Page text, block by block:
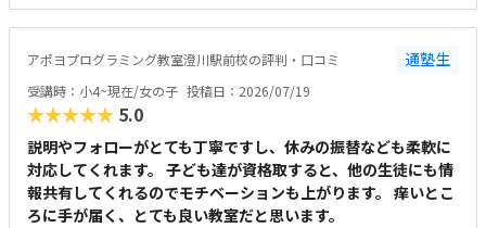
ないと思います。プログラミング自体が高いが、週2回なので、千円でも
お手頃なら、最高で、他との差別化ができると思います。学校では習わな
いような思考して、完成に近づけていくところ、今までやった事のないチ
ャレンジだと思います。小2という事もあり、楽しかったり楽しくなく感
じたり、色々ですが、それに合わせて、先生が工夫してくれます。それが
嬉しかったです。タイピングも、それができるだけで、成長と思います。
先生方が優しく、特にはないですが、上げるとすれざ、今日は頑張ってく
れていましたと教えてくれるので安心していますがわ、どういう事をやっ
たかは目でみていないのでわからずで、話だけだったので、資料などで、
進捗の概要が親にも示されていると分かりやすいと思いました。雰囲気も
良い教室で、好きな気持ちがあれば、長く続く教室だと思います。
アポヨプログラミング教室澄川駅前校の評判・口コミ 通塾生
受講時：小4~現在/女の子 投稿日：2026/07/19
★★★★★ 5.0
説明やフォローがとても丁寧ですし、休みの振替なども柔軟に
対応してくれます。 子ども達が資格取すると、他の生徒にも情
報共有してくれるのでモチベーションも上がります。 痒いとこ
ろに手が届く、とても良い教室だと思います。